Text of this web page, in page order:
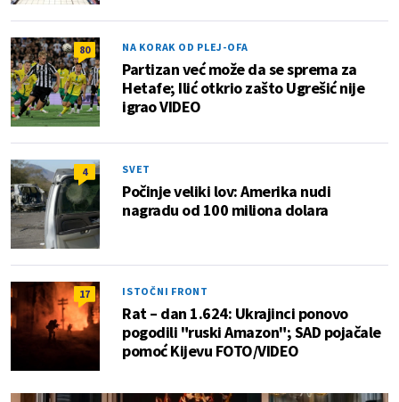
80 NA KORAK OD PLEJ-OFA
Partizan već može da se sprema za
Hetafe; Ilić otkrio zašto Ugrešić nije
igrao VIDEO
4 SVET
Počinje veliki lov: Amerika nudi
nagradu od 100 miliona dolara
17 ISTOČNI FRONT
Rat – dan 1.624: Ukrajinci ponovo
pogodili "ruski Amazon"; SAD pojačale
pomoć Kijevu FOTO/VIDEO